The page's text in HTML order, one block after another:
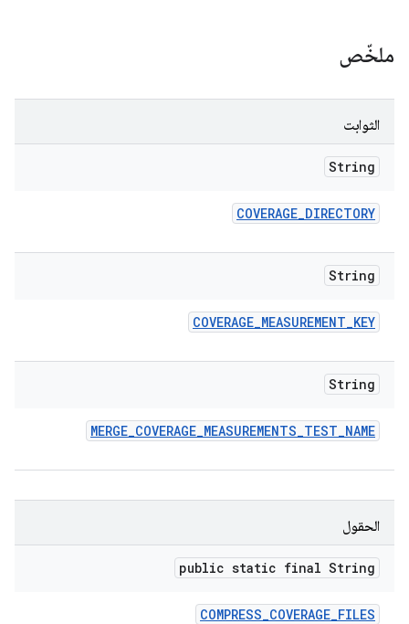
ملخّص
الثوابت
String
COVERAGE_DIRECTORY
String
COVERAGE_MEASUREMENT_KEY
String
MERGE_COVERAGE_MEASUREMENTS_TEST_NAME
الحقول
public static final String
COMPRESS_COVERAGE_FILES